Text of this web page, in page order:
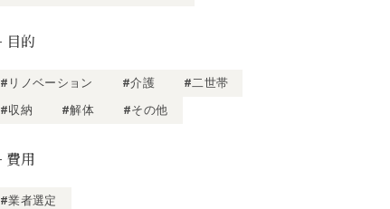
目的
#リノベーション #介護
#二世帯
#収納
#解体 #その他
費用
#業者選定